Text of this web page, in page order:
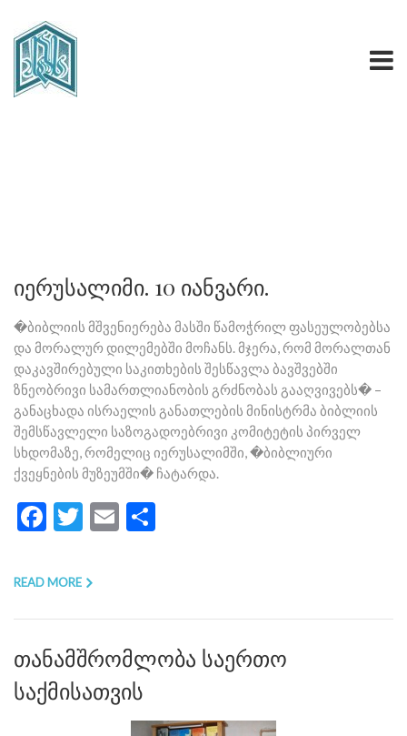
იერუსალიმი. 10 იანვარი.
�ბიბლიის მშვენიერება მასში წამოჭრილ ფასეულობებსა
და მორალურ დილემებში მოჩანს. მჯერა, რომ მორალთან
დაკავშირებული საკითხების შესწავლა ბავშვებში
ზნეობრივი სამართლიანობის გრძნობას გააღვივებს� –
განაცხადა ისრაელის განათლების მინისტრმა ბიბლიის
შემსწავლელი საზოგადოებრივი კომიტეტის პირველ
სხდომაზე, რომელიც იერუსალიმში, �ბიბლიური
ქვეყნების მუზეუმში� ჩატარდა.
Facebook
Twitter
Email
READ MORE
თანამშრომლობა საერთო
საქმისათვის